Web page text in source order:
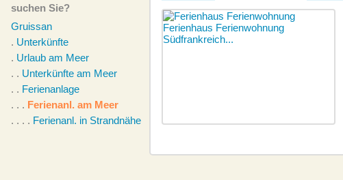
suchen Sie?
Gruissan
. Unterkünfte
. Urlaub am Meer
. . Unterkünfte am Meer
. . Ferienanlage
. . . Ferienanl. am Meer
. . . . Ferienanl. in Strandnähe